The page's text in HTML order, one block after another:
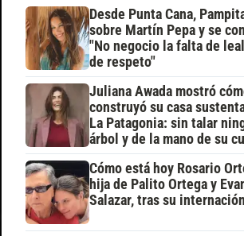
Desde Punta Cana,
sobre Martín Pepa y se
"No negocio la falta de
de respeto"
Juliana Awada mostró
construyó su casa
La Patagonia: sin talar
árbol y de la mano de su
Cómo está hoy Rosario
hija de Palito Ortega y
Salazar, tras su internación